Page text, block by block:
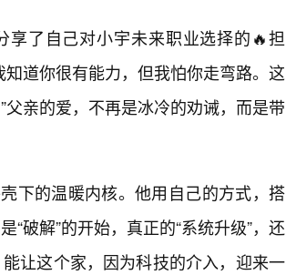
了自己对小宇未来职业选择的🔥担
道你很有能力，但我怕你走弯路。这
亲的爱，不再是冰冷的劝诫，而是带
下的温暖内核。他用自己的方式，搭
破解”的开始，真正的“系统升级”，还
让这个家，因为科技的介入，迎来一